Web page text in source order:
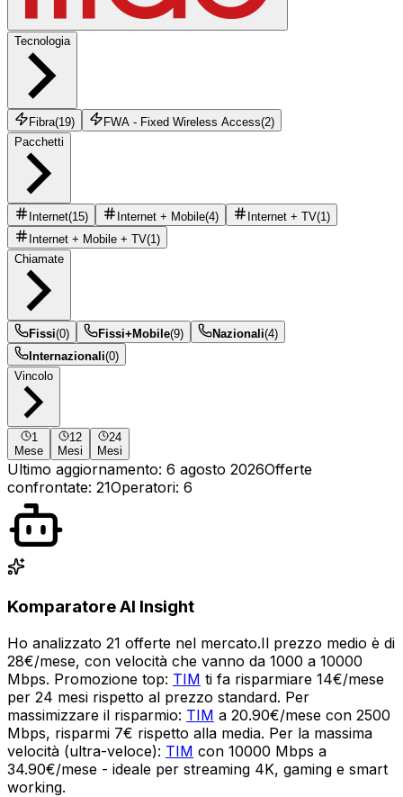
Tecnologia
Fibra(19) FWA - Fixed Wireless Access(2)
Pacchetti
Internet(15) Internet + Mobile(4) Internet + TV(1)
Internet + Mobile + TV(1)
Chiamate
Fissi(0) Fissi+Mobile(9) Nazionali(4)
Internazionali(0)
Vincolo
1
Mese
12
Mesi
24
Mesi
Ultimo aggiornamento: 6 agosto 2026Offerte
confrontate: 21Operatori: 6
Komparatore AI Insight
Ho analizzato 21 offerte nel mercato.Il prezzo medio è di
28€/mese, con velocità che vanno da 1000 a 10000
Mbps. Promozione top: TIM ti fa risparmiare 14€/mese
per 24 mesi rispetto al prezzo standard. Per
massimizzare il risparmio: TIM a 20.90€/mese con 2500
Mbps, risparmi 7€ rispetto alla media. Per la massima
velocità (ultra-veloce): TIM con 10000 Mbps a
34.90€/mese - ideale per streaming 4K, gaming e smart
working.